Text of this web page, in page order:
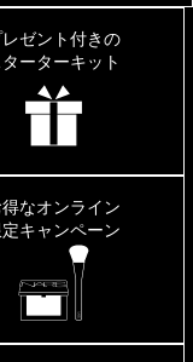
レゼント付きの
ターターキット
得なオンライン
キャンペーン